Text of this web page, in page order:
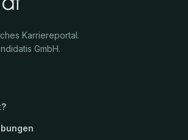
Karriereportal.
GmbH.
?